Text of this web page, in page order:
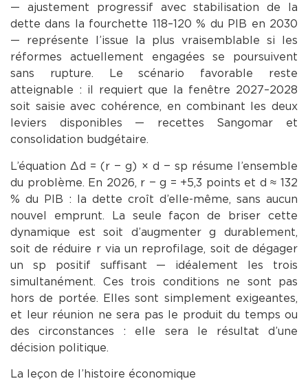
— ajustement progressif avec stabilisation de la
dette dans la fourchette 118–120 % du PIB en 2030
— représente l’issue la plus vraisemblable si les
réformes actuellement engagées se poursuivent
sans rupture. Le scénario favorable reste
atteignable : il requiert que la fenêtre 2027–2028
soit saisie avec cohérence, en combinant les deux
leviers disponibles — recettes Sangomar et
consolidation budgétaire.
L’équation Δd = (r − g) × d − sp résume l’ensemble
du problème. En 2026, r − g = +5,3 points et d ≈ 132
% du PIB : la dette croît d’elle-même, sans aucun
nouvel emprunt. La seule façon de briser cette
dynamique est soit d’augmenter g durablement,
soit de réduire r via un reprofilage, soit de dégager
un sp positif suffisant — idéalement les trois
simultanément. Ces trois conditions ne sont pas
hors de portée. Elles sont simplement exigeantes,
et leur réunion ne sera pas le produit du temps ou
des circonstances : elle sera le résultat d’une
décision politique.
La leçon de l’histoire économique